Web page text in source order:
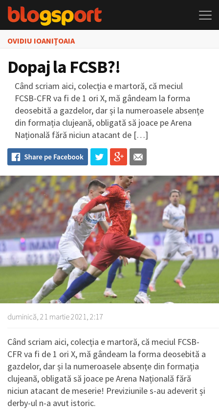
OVIDIU IOANIŢOAIA
Dopaj la FCSB?!
Când scriam aici, colecția e martoră, că meciul
FCSB-CFR va fi de 1 ori X, mă gândeam la forma
deosebită a gazdelor, dar și la numeroasele absențe
din formația clujeană, obligată să joace pe Arena
Națională fără niciun atacant de […]
duminică, 21 martie 2021, 2:17
Când scriam aici, colecția e martoră, că meciul FCSB-
CFR va fi de 1 ori X, mă gândeam la forma deosebită a
gazdelor, dar și la numeroasele absențe din formația
clujeană, obligată să joace pe Arena Națională fără
niciun atacant de meserie! Previziunile s-au adeverit și
derby-ul n-a avut istoric.